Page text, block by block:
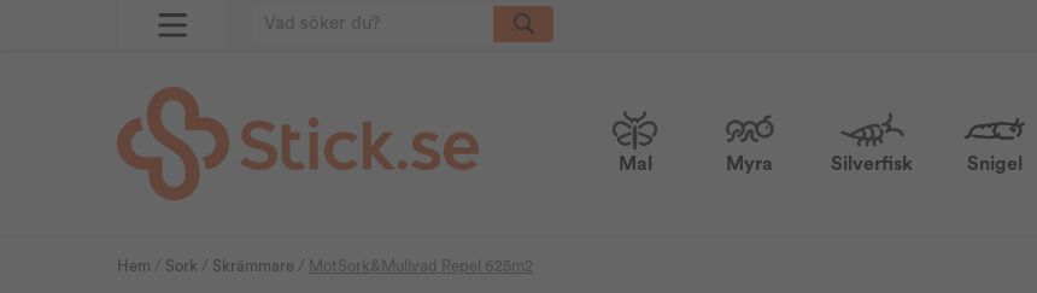
Mal Myra Silverfisk Snigel
Hem / Sork / Skrämmare / MotSork&Mullvad Repel 625m2